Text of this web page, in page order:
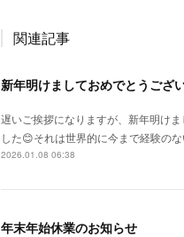
関連記事
新年明けましておめでとうござ
遅いご挨拶になりますが、新年明け
した😊それは世界的に今まで経験の
2026.01.08 06:38
年末年始休業のお知らせ